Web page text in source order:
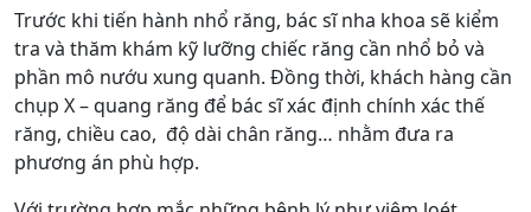
Trước khi tiến hành nhổ răng, bác sĩ nha khoa sẽ kiểm
tra và thăm khám kỹ lưỡng chiếc răng cần nhổ bỏ và
phần mô nướu xung quanh. Đồng thời, khách hàng cần
chụp X – quang răng để bác sĩ xác định chính xác thế
răng, chiều cao, độ dài chân răng… nhằm đưa ra
phương án phù hợp.